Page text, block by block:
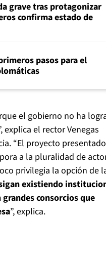
grave tras protagonizar
confirma estado de
pasos para el
el gobierno no ha
el rector Venegas
“El proyecto
a la pluralidad de
privilegia la opción de
existiendo
consorcios que
”, explica.